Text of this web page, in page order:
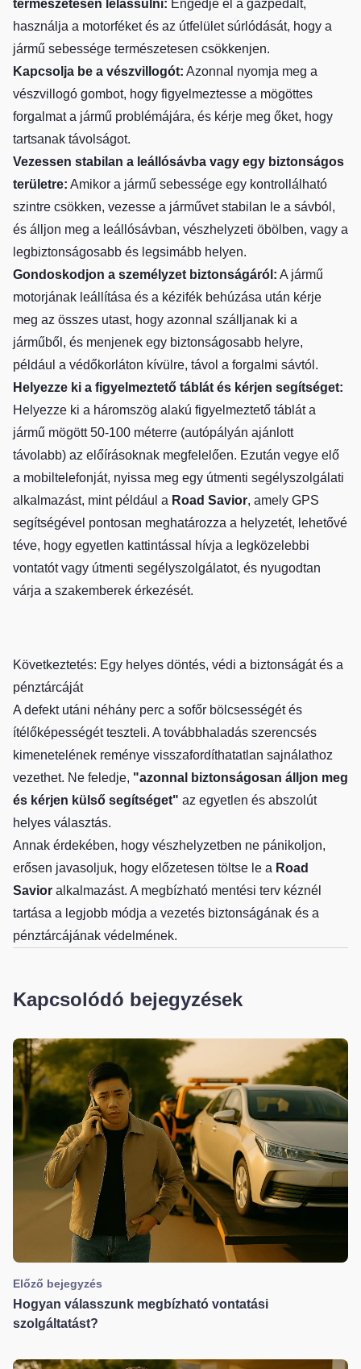
természetesen lelassulni: Engedje el a gázpedált,
használja a motorféket és az útfelület súrlódását, hogy a
jármű sebessége természetesen csökkenjen.
Kapcsolja be a vészvillogót: Azonnal nyomja meg a
vészvillogó gombot, hogy figyelmeztesse a mögöttes
forgalmat a jármű problémájára, és kérje meg őket, hogy
tartsanak távolságot.
Vezessen stabilan a leállósávba vagy egy biztonságos
területre: Amikor a jármű sebessége egy kontrollálható
szintre csökken, vezesse a járművet stabilan le a sávból,
és álljon meg a leállósávban, vészhelyzeti öbölben, vagy a
legbiztonságosabb és legsimább helyen.
Gondoskodjon a személyzet biztonságáról: A jármű
motorjának leállítása és a kézifék behúzása után kérje
meg az összes utast, hogy azonnal szálljanak ki a
járműből, és menjenek egy biztonságosabb helyre,
például a védőkorláton kívülre, távol a forgalmi sávtól.
Helyezze ki a figyelmeztető táblát és kérjen segítséget:
Helyezze ki a háromszög alakú figyelmeztető táblát a
jármű mögött 50-100 méterre (autópályán ajánlott
távolabb) az előírásoknak megfelelően. Ezután vegye elő
a mobiltelefonját, nyissa meg egy útmenti segélyszolgálati
alkalmazást, mint például a Road Savior, amely GPS
segítségével pontosan meghatározza a helyzetét, lehetővé
téve, hogy egyetlen kattintással hívja a legközelebbi
vontatót vagy útmenti segélyszolgálatot, és nyugodtan
várja a szakemberek érkezését.
Következtetés: Egy helyes döntés, védi a biztonságát és a
pénztárcáját
A defekt utáni néhány perc a sofőr bölcsességét és
ítélőképességét teszteli. A továbbhaladás szerencsés
kimenetelének reménye visszafordíthatatlan sajnálathoz
vezethet. Ne feledje, "azonnal biztonságosan álljon meg
és kérjen külső segítséget" az egyetlen és abszolút
helyes választás.
Annak érdekében, hogy vészhelyzetben ne pánikoljon,
erősen javasoljuk, hogy előzetesen töltse le a Road
Savior alkalmazást. A megbízható mentési terv kéznél
tartása a legjobb módja a vezetés biztonságának és a
pénztárcájának védelmének.
Kapcsolódó bejegyzések
Előző bejegyzés
Hogyan válasszunk megbízható vontatási
szolgáltatást?